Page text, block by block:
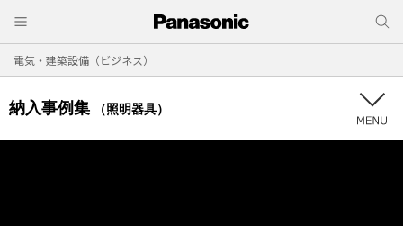
電気・建築設備（ビジネス）
納入事例集 （照明器具）